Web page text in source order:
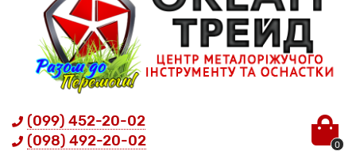
(099) 452-20-02
(098) 492-20-02
0